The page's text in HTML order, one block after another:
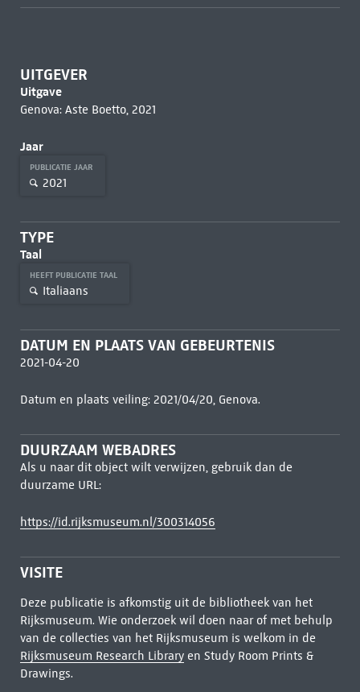
UITGEVER
Uitgave
Genova: Aste Boetto, 2021
Jaar
PUBLICATIE JAAR
2021
TYPE
Taal
HEEFT PUBLICATIE TAAL
Italiaans
DATUM EN PLAATS VAN GEBEURTENIS
2021-04-20
Datum en plaats veiling: 2021/04/20, Genova.
DUURZAAM WEBADRES
Als u naar dit object wilt verwijzen, gebruik dan de
duurzame URL:
https://id.rijksmuseum.nl/300314056
VISITE
Deze publicatie is afkomstig uit de bibliotheek van het
Rijksmuseum. Wie onderzoek wil doen naar of met behulp
van de collecties van het Rijksmuseum is welkom in de
Rijksmuseum Research Libraryen Study Room Prints &
Drawings.